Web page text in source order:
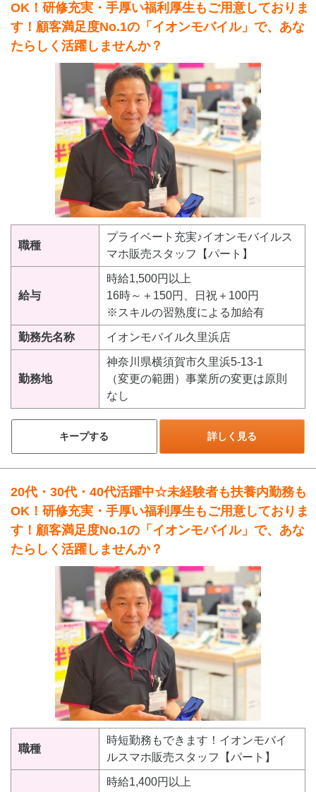
OK！研修充実・手厚い福利厚生もご用意しておりま
す！顧客満足度No.1の「イオンモバイル」で、あな
たらしく活躍しませんか？
職種
プライベート充実♪イオンモバイルス
マホ販売スタッフ【パート】
給与
時給1,500円以上
16時～＋150円、日祝＋100円
※スキルの習熟度による加給有
勤務先名称 イオンモバイル久里浜店
勤務地
神奈川県横須賀市久里浜5-13-1
（変更の範囲）事業所の変更は原則
なし
キープする 詳しく見る
20代・30代・40代活躍中☆未経験者も扶養内勤務も
OK！研修充実・手厚い福利厚生もご用意しておりま
す！顧客満足度No.1の「イオンモバイル」で、あな
たらしく活躍しませんか？
職種
時短勤務もできます！イオンモバイ
ルスマホ販売スタッフ【パート】
時給1,400円以上